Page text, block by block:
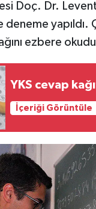
Doç. Dr.
yapıldı.
ezbere
YKS cevap
İçeriği Görüntüle